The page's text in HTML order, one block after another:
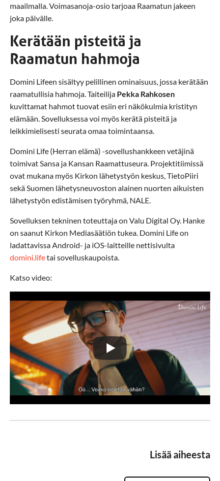
maailmalla. Voimasanoja-osio tarjoaa Raamatun jakeen
joka päivälle.
Kerätään pisteitä ja
Raamatun hahmoja
Domini Lifeen sisältyy pelillinen ominaisuus, jossa kerätään
raamatullisia hahmoja. Taiteilija Pekka Rahkosen
kuvittamat hahmot tuovat esiin eri näkökulmia kristityn
elämään. Sovelluksessa voi myös kerätä pisteitä ja
leikkimielisesti seurata omaa toimintaansa.
Domini Life (Herran elämä) -sovellushankkeen vetäjinä
toimivat Sansa ja Kansan Raamattuseura. Projektitiimissä
ovat mukana myös Kirkon lähetystyön keskus, TietoPiiri
sekä Suomen lähetysneuvoston alainen nuorten aikuisten
lähetystyön edistämisen työryhmä, NALE.
Sovelluksen tekninen toteuttaja on Valu Digital Oy. Hanke
on saanut Kirkon Mediasäätiön tukea. Domini Life on
ladattavissa Android- ja iOS-laitteille nettisivulta
domini.lifetai sovelluskaupoista.
Katso video:
Lisää aiheesta